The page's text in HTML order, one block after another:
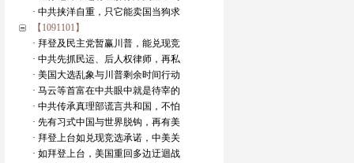
· 中共挟洋自重，只它能卖国当狗求
【1091101】
· 拜登及民主党暂赢川普，能兑现竞
· 中共先抓民运、后人权律师，再私
· 美国大选乱象与川普剩余时间行动
· 马云等首富在中共眼中就是待宰的
· 中共传承真理部谎言共和国，不怕
· 先有习式中国与世界脱钩，再有美
· 拜登上台如兑现竞选承诺，中美关
· 如拜登上台，美国重回多边迂迴战